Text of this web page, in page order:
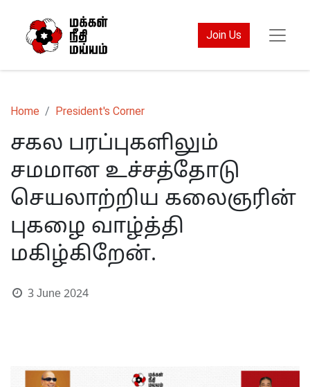
Join Us
Home President's Corner
சகல பரப்புகளிலும்
சமமான உச்சத்தோடு
செயலாற்றிய கலைஞரின்
புகழை வாழ்த்தி
மகிழ்கிறேன். ​​
3 June 2024